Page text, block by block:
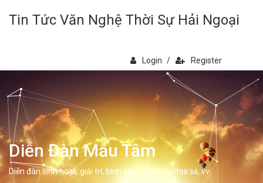
Tin Tức Văn Nghệ Thời Sự Hải Ngoại
Login / Register
Diễn Đàn Mẫu Tâm
Diễn đàn sinh hoạt, giải trí, bình luân, học hỏi, chia sẻ, vv.